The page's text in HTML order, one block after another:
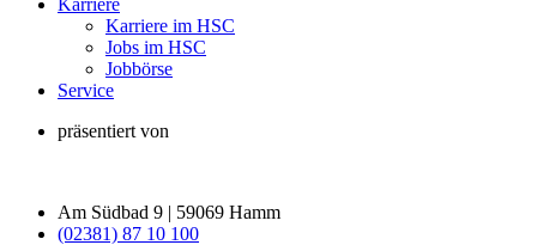
Karriere
Karriere im HSC
Jobs im HSC
Jobbörse
Service
präsentiert von
Am Südbad 9 | 59069 Hamm
(02381) 87 10 100